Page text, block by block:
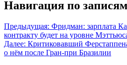
Навигация по записям
Предыдущая: Фридман: зарплата
контракту будет на уровне
Далее: Критиковавший
о нём после Гран-при Бразилии